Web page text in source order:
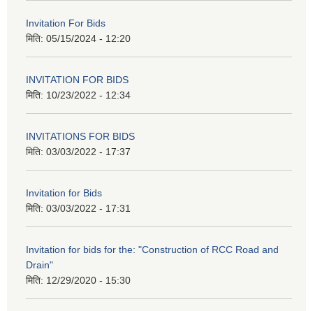
Invitation For Bids
मिति: 05/15/2024 - 12:20
INVITATION FOR BIDS
मिति: 10/23/2022 - 12:34
INVITATIONS FOR BIDS
मिति: 03/03/2022 - 17:37
Invitation for Bids
मिति: 03/03/2022 - 17:31
Invitation for bids for the: "Construction of RCC Road and
Drain"
मिति: 12/29/2020 - 15:30